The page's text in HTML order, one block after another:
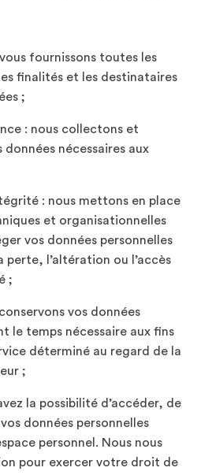
fournissons toutes les
finalités et les destinataires
;
: nous collectons et
nécessaires aux
: nous mettons en place
et organisationnelles
vos données personnelles
l’altération ou l’accès
;
vos données
le temps nécessaire aux fins
déterminé au regard de la
;
la possibilité d’accéder, de
données personnelles
personnel. Nous nous
pour exercer votre droit de